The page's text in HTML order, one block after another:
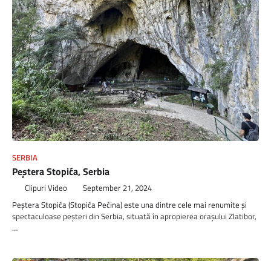
SERBIA
Peștera Stopića, Serbia
Clipuri Video September 21, 2024
Peștera Stopića (Stopića Pećina) este una dintre cele mai renumite și
spectaculoase peșteri din Serbia, situată în apropierea orașului Zlatibor,
…